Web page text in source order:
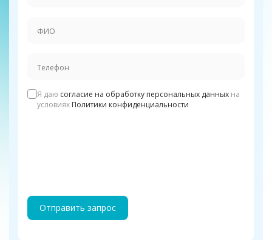
Я даю согласие на обработку персональных данных на
условиях Политики конфиденциальности
Отправить запрос